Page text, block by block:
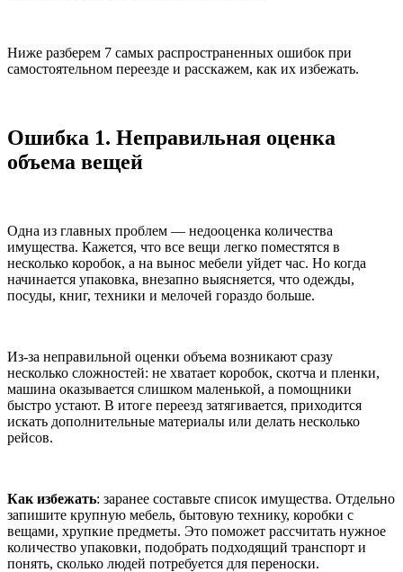
Ниже разберем 7 самых распространенных ошибок при
самостоятельном переезде и расскажем, как их избежать.
Ошибка 1. Неправильная оценка
объема вещей
Одна из главных проблем — недооценка количества
имущества. Кажется, что все вещи легко поместятся в
несколько коробок, а на вынос мебели уйдет час. Но когда
начинается упаковка, внезапно выясняется, что одежды,
посуды, книг, техники и мелочей гораздо больше.
Из-за неправильной оценки объема возникают сразу
несколько сложностей: не хватает коробок, скотча и пленки,
машина оказывается слишком маленькой, а помощники
быстро устают. В итоге переезд затягивается, приходится
искать дополнительные материалы или делать несколько
рейсов.
Как избежать: заранее составьте список имущества. Отдельно
запишите крупную мебель, бытовую технику, коробки с
вещами, хрупкие предметы. Это поможет рассчитать нужное
количество упаковки, подобрать подходящий транспорт и
понять, сколько людей потребуется для переноски.